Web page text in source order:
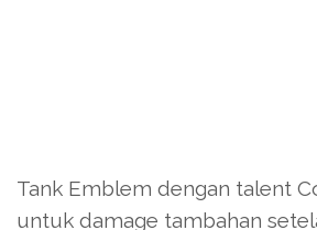
Tank Emblem dengan talent
untuk damage tambahan